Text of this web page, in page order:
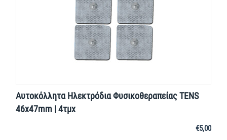
Αυτοκόλλητα Ηλεκτρόδια Φυσικοθεραπείας TENS
46x47mm | 4τμχ
€5,00